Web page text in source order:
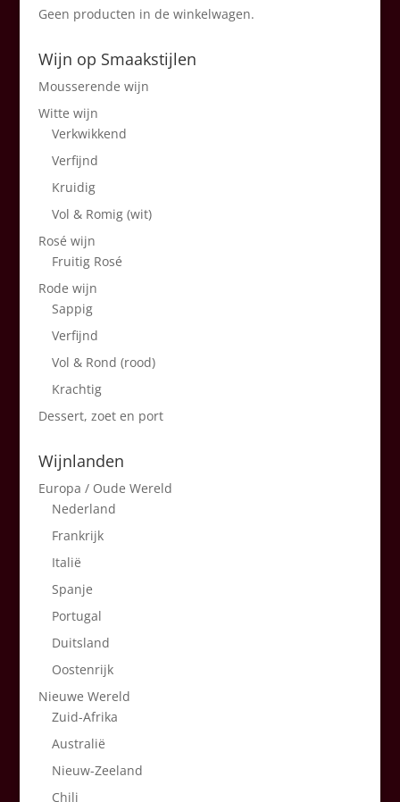
Geen producten in de winkelwagen.
Wijn op Smaakstijlen
Mousserende wijn
Witte wijn
Verkwikkend
Verfijnd
Kruidig
Vol & Romig (wit)
Rosé wijn
Fruitig Rosé
Rode wijn
Sappig
Verfijnd
Vol & Rond (rood)
Krachtig
Dessert, zoet en port
Wijnlanden
Europa / Oude Wereld
Nederland
Frankrijk
Italië
Spanje
Portugal
Duitsland
Oostenrijk
Nieuwe Wereld
Zuid-Afrika
Australië
Nieuw-Zeeland
Chili